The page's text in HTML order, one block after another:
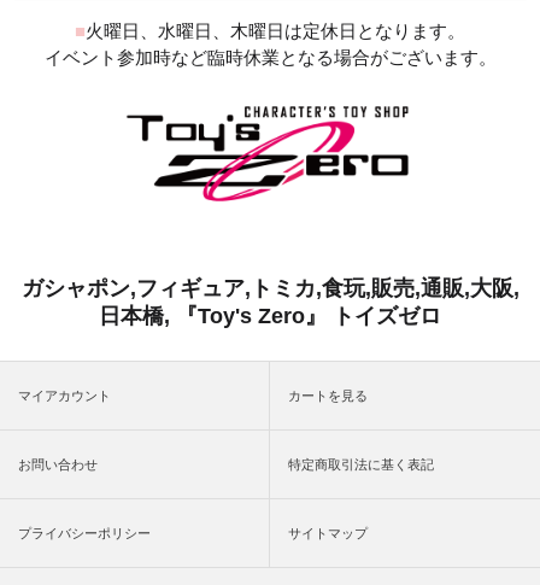
■火曜日、水曜日、木曜日は定休日となります。
イベント参加時など臨時休業となる場合がございます。
ガシャポン,フィギュア,トミカ,食玩,販売,通販,大阪,
日本橋, 『Toy's Zero』 トイズゼロ
マイアカウント カートを見る
お問い合わせ 特定商取引法に基く表記
プライバシーポリシー サイトマップ